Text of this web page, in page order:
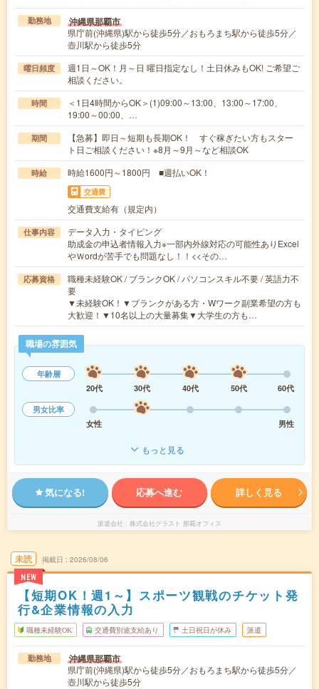
勤務地 沖縄県那覇市
県庁前(沖縄県)駅から徒歩5分／おもろまち駅から徒歩5分／
壺川駅から徒歩5分
曜日頻度
週1日～OK！月～日 曜日指定なし！土日休みもOK! ご希望ご
相談ください。
時間
＜1日4時間からOK＞(1)09:00～13:00、13:00～17:00、
19:00～00:00、…
期間
【急募】即日～短期も長期OK！ すぐ稼ぎたい方もスター
ト日ご相談ください！※8月～9月～など相談OK
時給 時給1600円～1800円 ■週払いOK！
交通費
交通費支給有（規定内）
仕事内容
データ入力・タイピング
助成金の申込者情報入力※一部内外線対応の可能性ありExcel
やＷordが苦手でも問題なし！！<<その…
応募資格
職種未経験OK / ブランクOK / パソコンスキル不要 / 英語力不
要
▼未経験OK！▼ブランクがある方・Wワーク副業希望の方も
大歓迎！▼10名以上の大量募集▼大学生の方も…
職場の雰囲気
年齢層
20代
30代 40代 50代
60代
男女比率
女性
男性
もっと見る
気になる! 応募へ進む 詳しく見る
派遣会社 株式会社グラスト 那覇オフィス
未読
NEW
掲載日 2026/08/06
【短期OK！週1～】スポーツ観戦のチケット発
行&企業情報の入力
職種未経験OK 交通費別途支給あり 土日祝日が休み 派遣
勤務地 沖縄県那覇市
県庁前(沖縄県)駅から徒歩5分／おもろまち駅から徒歩5分／
壺川駅から徒歩5分